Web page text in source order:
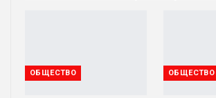
ОБЩЕСТВО ОБЩЕСТВО